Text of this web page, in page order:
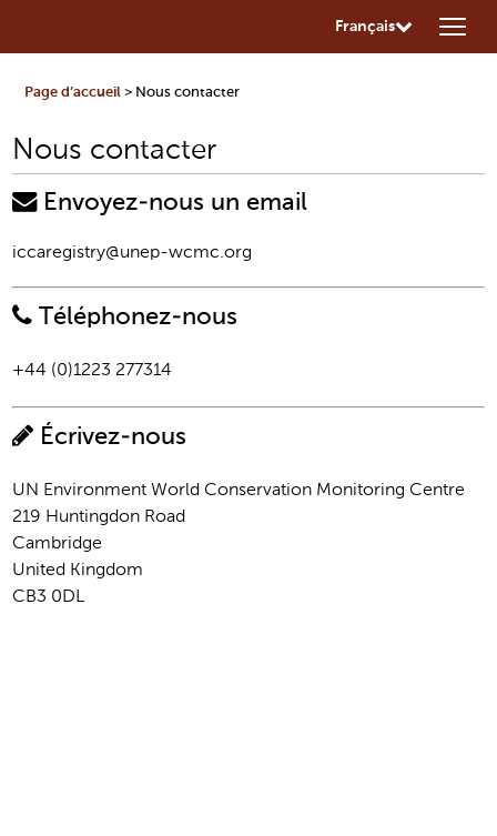
Français
Page d’accueil> Nous contacter
Nous contacter
Envoyez-nous un email
iccaregistry@unep-wcmc.org
Téléphonez-nous
+44 (0)1223 277314
Écrivez-nous
UN Environment World Conservation Monitoring Centre
219 Huntingdon Road
Cambridge
United Kingdom
CB3 0DL